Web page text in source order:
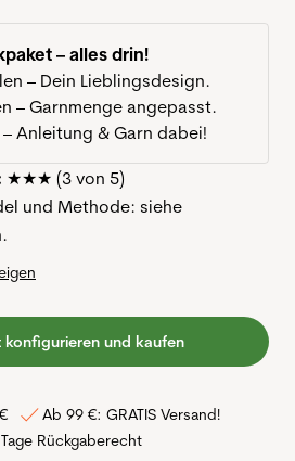
– alles drin!
– Dein Lieblingsdesign.
– Garnmenge angepasst.
Anleitung & Garn dabei!
★★★ (3 von 5)
und Methode: siehe
und kaufen
Ab 99 €: GRATIS Versand!
Rückgaberecht